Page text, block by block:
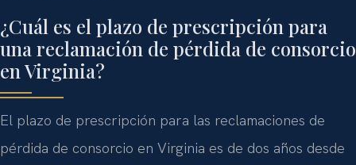
¿Cuál es el plazo de prescripción para
una reclamación de pérdida de consorcio
en Virginia?
El plazo de prescripción para las reclamaciones de
pérdida de consorcio en Virginia es de dos años desde